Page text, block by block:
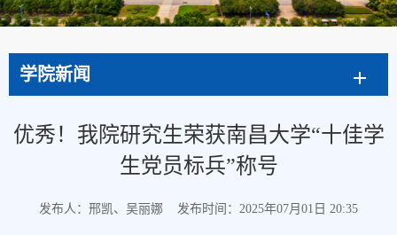
学院新闻
优秀！我院研究生荣获南昌大学“十佳学
生党员标兵”称号
发布人：邢凯、吴丽娜 发布时间：2025年07月01日 20:35